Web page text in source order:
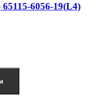
6056-19(L4)